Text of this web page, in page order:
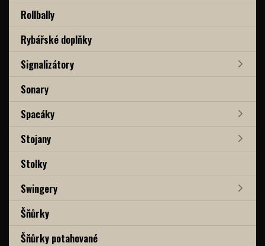
Rollbally
Rybářské doplňky
Signalizátory
Sonary
Spacáky
Stojany
Stolky
Swingery
Šňůrky
Šňůrky potahované